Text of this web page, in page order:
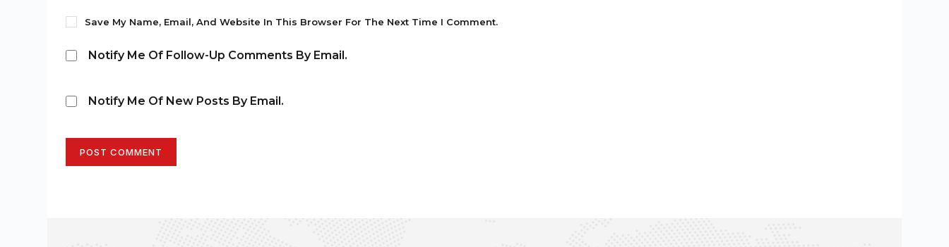
Save My Name, Email, And Website In This Browser For The Next Time I Comment.
Notify Me Of Follow-Up Comments By Email.
Notify Me Of New Posts By Email.
POST COMMENT